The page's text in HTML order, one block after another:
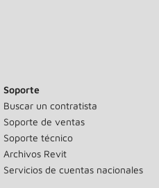
Soporte
Buscar un contratista
Soporte de ventas
Soporte técnico
Archivos Revit
Servicios de cuentas nacionales